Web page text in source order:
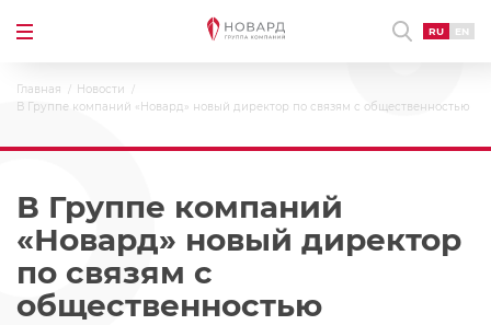
RU EN
Главная
Новости
В Группе компаний «Новард» новый директор по связям с общественностью
В Группе компаний
«Новард» новый директор
по связям с
общественностью